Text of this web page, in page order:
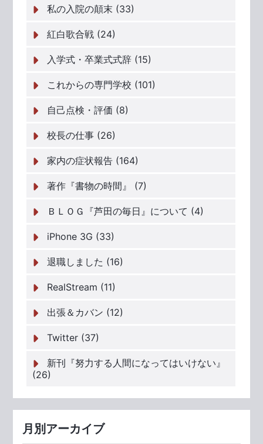
私の入院の顛末 (33)
紅白歌合戦 (24)
入学式・卒業式式辞 (15)
これからの専門学校 (101)
自己点検・評価 (8)
校長の仕事 (26)
家内の症状報告 (164)
著作『書物の時間』 (7)
ＢＬＯＧ『芦田の毎日』について (4)
iPhone 3G (33)
退職しました (16)
RealStream (11)
出張＆カバン (12)
Twitter (37)
新刊『努力する人間になってはいけない』
(26)
月別アーカイブ